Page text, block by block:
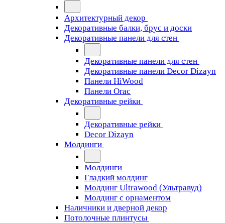
Архитектурный декор
Декоративные балки, брус и доски
Декоративные панели для стен
Декоративные панели для стен
Декоративные панели Decor Dizayn
Панели HiWood
Панели Orac
Декоративные рейки
Декоративные рейки
Decor Dizayn
Молдинги
Молдинги
Гладкий молдинг
Молдинг Ultrawood (Ультравуд)
Молдинг с орнаментом
Наличники и дверной декор
Потолочные плинтусы